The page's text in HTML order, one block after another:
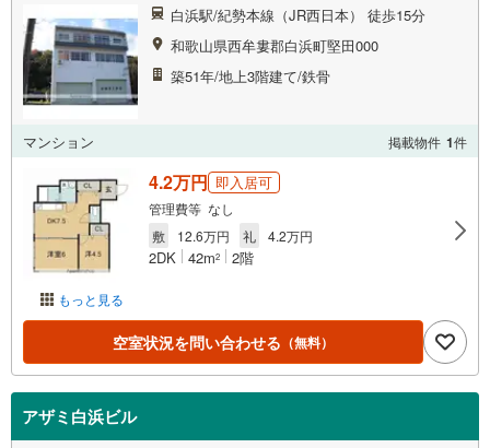
白浜駅/紀勢本線（JR西日本） 徒歩15分
和歌山県西牟婁郡白浜町堅田000
築51年/地上3階建て/鉄骨
マンション 掲載物件 1件
もっと見る
4.2万円 即入居可
管理費等 なし
敷
12.6万円 礼 4.2万円
2DK 42m2 2階
空室状況を問い合わせる （無料）
アザミ白浜ビル